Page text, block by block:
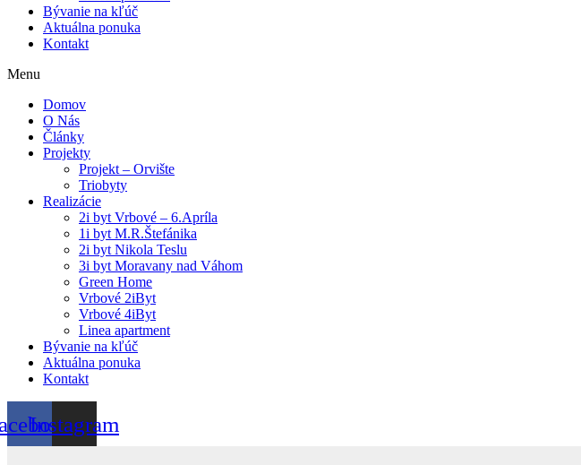
Bývanie na kľúč
Aktuálna ponuka
Kontakt
Menu
Domov
O Nás
Články
Projekty
Projekt – Orvište
Triobyty
Realizácie
2i byt Vrbové – 6.Apríla
1i byt M.R.Štefánika
2i byt Nikola Teslu
3i byt Moravany nad Váhom
Green Home
Vrbové 2iByt
Vrbové 4iByt
Linea apartment
Bývanie na kľúč
Aktuálna ponuka
Kontakt
Instagram